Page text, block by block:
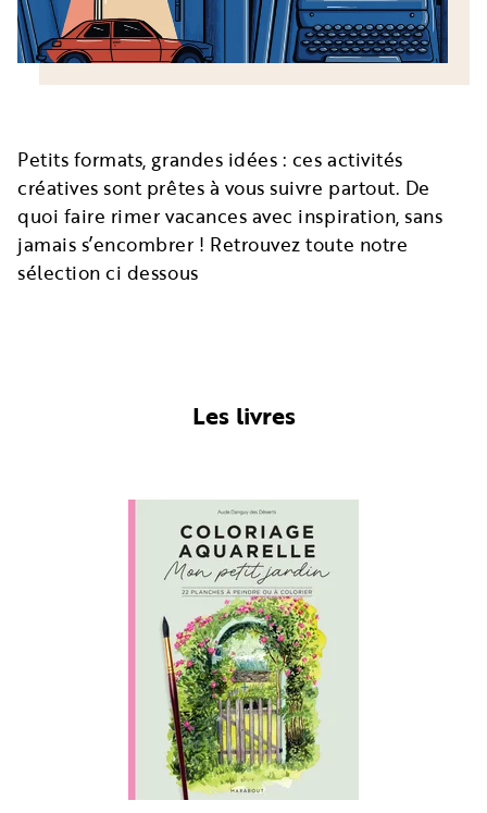
Petits formats, grandes idées : ces activités
créatives sont prêtes à vous suivre partout. De
quoi faire rimer vacances avec inspiration, sans
jamais s’encombrer ! Retrouvez toute notre
sélection ci dessous
Les livres